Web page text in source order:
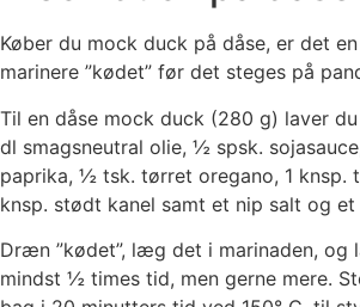
Køber du mock duck på dåse, er det
marinere ”kødet” før det steges på
Til en dåse mock duck (280 g) laver
dl smagsneutral olie, ½ spsk.
paprika, ½ tsk. tørret oregano, 1 knsp.
knsp. stødt kanel samt et nip salt og
Dræn ”kødet”, læg det i marinaden, og
mindst ½ times tid, men gerne mere.